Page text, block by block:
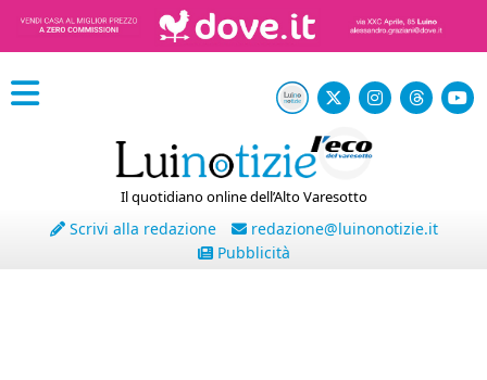
Il quotidiano online dell’Alto Varesotto
Scrivi alla redazione
redazione@luinonotizie.it
Pubblicità